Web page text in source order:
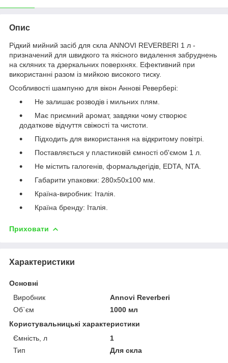
Опис
Рідкий мийний засіб для скла ANNOVI REVERBERI 1 л -
призначений для швидкого та якісного видалення забруднень
на скляних та дзеркальних поверхнях. Ефективний при
використанні разом із мийкою високого тиску.
Особливості шампуню для вікон Аннові Ревербері:
Не залишає розводів і мильних плям.
Має приємний аромат, завдяки чому створює
додаткове відчуття свіжості та чистоти.
Підходить для використання на відкритому повітрі.
Поставляється у пластиковій ємності об'ємом 1 л.
Не містить галогенів, формальдегідів, EDTA, NTA.
Габарити упаковки: 280х50х100 мм.
Країна-виробник: Італія.
Країна бренду: Італія.
Приховати
Характеристики
Основні
Виробник
Annovi Reverberi
Об`єм
1000 мл
Користувальницькі характеристики
Ємність, л
1
Тип
Для скла